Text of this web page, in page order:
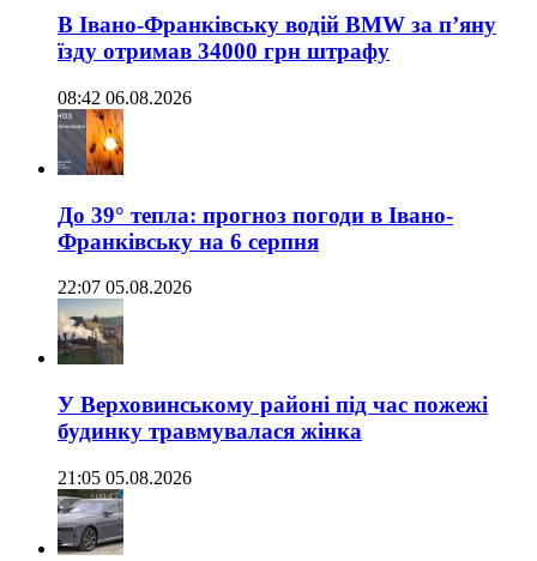
В Івано-Франківську водій BMW за п’яну
їзду отримав 34000 грн штрафу
08:42 06.08.2026
До 39° тепла: прогноз погоди в Івано-
Франківську на 6 серпня
22:07 05.08.2026
У Верховинському районі під час пожежі
будинку травмувалася жінка
21:05 05.08.2026